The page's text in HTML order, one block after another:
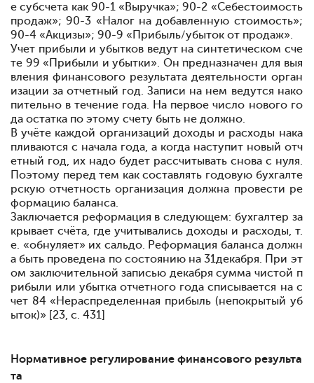
е субсчета как 90-1 «Выручка»; 90-2 «Себестоимость
продаж»; 90-3 «Налог на добавленную стоимость»;
90-4 «Акцизы»; 90-9 «Прибыль/убыток от продаж».
Учет прибыли и убытков ведут на синтетическом сче
те 99 «Прибыли и убытки». Он предназначен для выя
вления финансового результата деятельности орган
изации за отчетный год. Записи на нем ведутся нако
пительно в течение года. На первое число нового го
да остатка по этому счету быть не должно.
В учёте каждой организаций доходы и расходы нака
пливаются с начала года, а когда наступит новый отч
етный год, их надо будет рассчитывать снова с нуля.
Поэтому перед тем как составлять годовую бухгалте
рскую отчетность организация должна провести ре
формацию баланса.
Заключается реформация в следующем: бухгалтер за
крывает счёта, где учитывались доходы и расходы, т.
е. «обнуляет» их сальдо. Реформация баланса должн
а быть проведена по состоянию на 31декабря. При эт
ом заключительной записью декабря сумма чистой п
рибыли или убытка отчетного года списывается на с
чет 84 «Нераспределенная прибыль (непокрытый уб
ыток)» [23, c. 431]
Нормативное регулирование финансового результа
та